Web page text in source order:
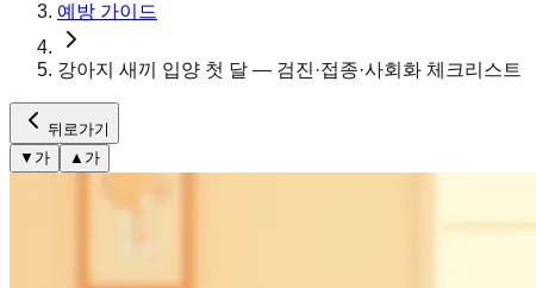
예방 가이드
강아지 새끼 입양 첫 달 — 검진·접종·사회화 체크리스트
뒤로가기
▼ 가 ▲ 가